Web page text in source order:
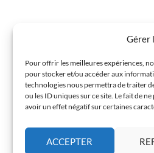
Gérer
Pour offrir les meilleures expériences,
pour stocker et/ou accéder aux
technologies nous permettra de traiter
ou les ID uniques sur ce site. Le fait de
avoir un effet négatif sur certaines
ACCEPTER